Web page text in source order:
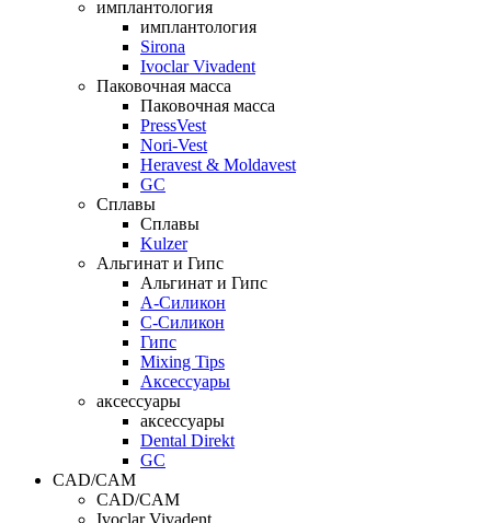
имплантология
имплантология
Sirona
Ivoclar Vivadent
Паковочная масса
Паковочная масса
PressVest
Nori-Vest
Heravest & Moldavest
GC
Сплавы
Сплавы
Kulzer
Альгинат и Гипс
Альгинат и Гипс
A-Силикон
C-Силикон
Гипс
Mixing Tips
Аксессуары
аксессуары
аксессуары
Dental Direkt
GC
CAD/CAM
CAD/CAM
Ivoclar Vivadent